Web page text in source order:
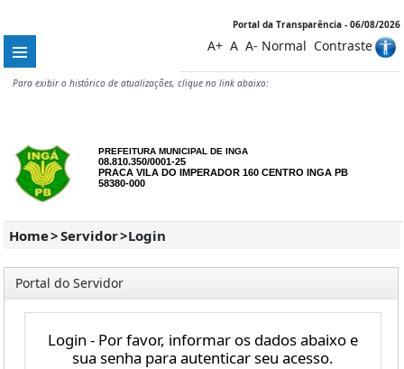
Portal da Transparência - 06/08/2026
A+ A A- Normal Contraste
Para exibir o histórico de atualizações, clique no link abaixo:
PREFEITURA MUNICIPAL DE INGA
08.810.350/0001-25
PRACA VILA DO IMPERADOR 160 CENTRO INGA PB
58380-000
Home>Servidor>Login
Portal do Servidor
Login - Por favor, informar os dados abaixo e
sua senha para autenticar seu acesso.